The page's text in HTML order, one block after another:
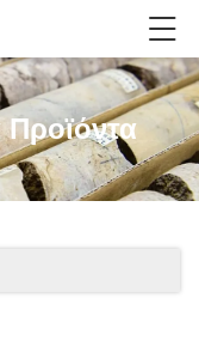
Προϊόντα